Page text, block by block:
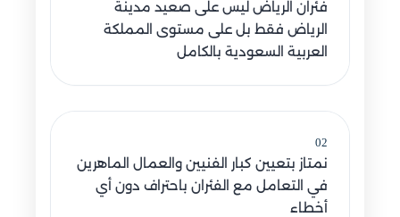
فئران الرياض ليس على صعيد مدينة
الرياض فقط بل على مستوى المملكة
العربية السعودية بالكامل
02
نمتاز بتعيين كبار الفنيين والعمال الماهرين
في التعامل مع الفئران باحتراف دون أي
أخطاء